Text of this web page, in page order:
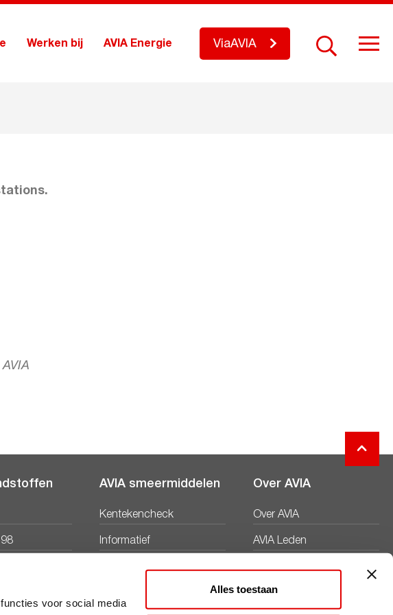
voor social media
Alles toestaan
Werken bij AVIA Energie ViaAVIA
AVIA smeermiddelen
Kentekencheck
Informatief
Productbladen
Over AVIA
Over AVIA
AVIA Leden
Nieuws
Duurzaamheid